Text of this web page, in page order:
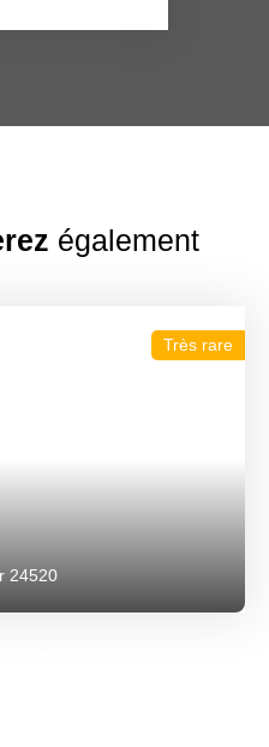
également
24520
Très rare